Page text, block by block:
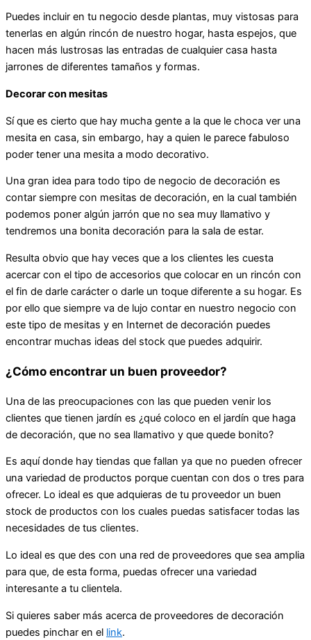
Puedes incluir en tu negocio desde plantas, muy vistosas para
tenerlas en algún rincón de nuestro hogar, hasta espejos, que
hacen más lustrosas las entradas de cualquier casa hasta
jarrones de diferentes tamaños y formas.
Decorar con mesitas
Sí que es cierto que hay mucha gente a la que le choca ver una
mesita en casa, sin embargo, hay a quien le parece fabuloso
poder tener una mesita a modo decorativo.
Una gran idea para todo tipo de negocio de decoración es
contar siempre con mesitas de decoración, en la cual también
podemos poner algún jarrón que no sea muy llamativo y
tendremos una bonita decoración para la sala de estar.
Resulta obvio que hay veces que a los clientes les cuesta
acercar con el tipo de accesorios que colocar en un rincón con
el fin de darle carácter o darle un toque diferente a su hogar. Es
por ello que siempre va de lujo contar en nuestro negocio con
este tipo de mesitas y en Internet de decoración puedes
encontrar muchas ideas del stock que puedes adquirir.
¿Cómo encontrar un buen proveedor?
Una de las preocupaciones con las que pueden venir los
clientes que tienen jardín es ¿qué coloco en el jardín que haga
de decoración, que no sea llamativo y que quede bonito?
Es aquí donde hay tiendas que fallan ya que no pueden ofrecer
una variedad de productos porque cuentan con dos o tres para
ofrecer. Lo ideal es que adquieras de tu proveedor un buen
stock de productos con los cuales puedas satisfacer todas las
necesidades de tus clientes.
Lo ideal es que des con una red de proveedores que sea amplia
para que, de esta forma, puedas ofrecer una variedad
interesante a tu clientela.
Si quieres saber más acerca de proveedores de decoración
puedes pinchar en el link.